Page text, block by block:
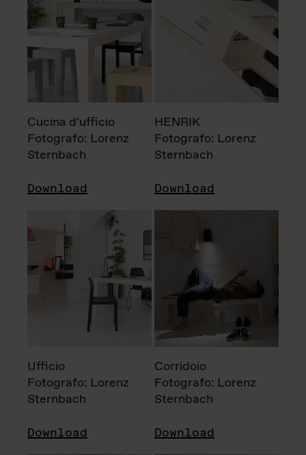
Cucina d'ufficio
Fotografo: Lorenz
Sternbach
Download
HENRIK
Fotografo: Lorenz
Sternbach
Download
Ufficio
Fotografo: Lorenz
Sternbach
Download
Corridoio
Fotografo: Lorenz
Sternbach
Download